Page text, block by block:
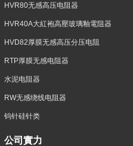
HVR80无感高压电阻器
HVR40A大紅袍高壓玻璃釉電阻器
HVD82厚膜无感高压分压电阻
RTP厚膜无感电阻器
水泥电阻器
RW无感绕线电阻器
钨针硅针类
公司實力